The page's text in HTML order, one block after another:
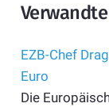
EZB-Chef
Euro
Die